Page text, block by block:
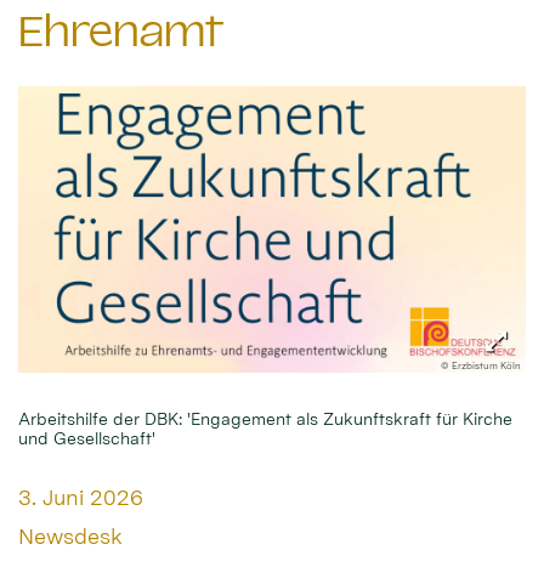
Ehrenamt
© Erzbistum Köln
Arbeitshilfe der DBK: 'Engagement als Zukunftskraft für Kirche
und Gesellschaft'
Datum:
3. Juni 2026
Von:
Newsdesk